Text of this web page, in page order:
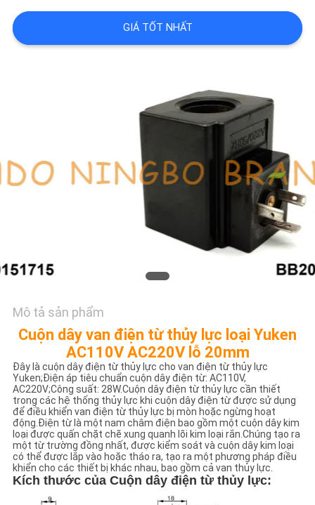
VỚI
CHÚNG
ĐẶT
GIÁ
NEWS
SƠ
ĐỒ
TRANG
WEB
CHÍNH
SÁCH
BẢO
MẬT
GIÁ TỐT NHẤT
Mô tả sản phẩm
Cuộn dây van điện từ thủy lực loại Yuken
AC110V AC220V lỗ 20mm
Đây là cuộn dây điện từ thủy lực cho van điện từ thủy lực
Yuken;Điện áp tiêu chuẩn cuộn dây điện từ: AC110V,
AC220V;Công suất: 28W.Cuộn dây điện từ thủy lực cần thiết
trong các hệ thống thủy lực khi cuộn dây điện từ được sử dụng
để điều khiển van điện từ thủy lực bị mòn hoặc ngừng hoạt
động.Điện từ là một nam châm điện bao gồm một cuộn dây kim
loại được quấn chặt chẽ xung quanh lõi kim loại rắn.Chúng tạo ra
một từ trường đồng nhất, được kiểm soát và cuộn dây kim loại
có thể được lắp vào hoặc tháo ra, tạo ra một phương pháp điều
khiển cho các thiết bị khác nhau, bao gồm cả van thủy lực.
Kích thước của Cuộn dây điện từ thủy lực: